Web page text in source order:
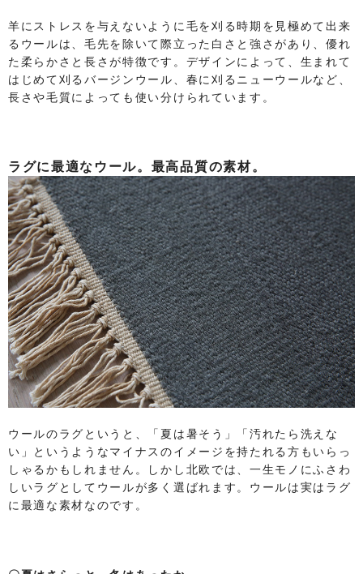
羊にストレスを与えないように毛を刈る時期を見極めて出来
るウールは、毛先を除いて際立った白さと強さがあり、優れ
た柔らかさと長さが特徴です。デザインによって、生まれて
はじめて刈るバージンウール、春に刈るニューウールなど、
長さや毛質によっても使い分けられています。
ラグに最適なウール。最高品質の素材。
ウールのラグというと、「夏は暑そう」「汚れたら洗えな
い」というようなマイナスのイメージを持たれる方もいらっ
しゃるかもしれません。しかし北欧では、一生モノにふさわ
しいラグとしてウールが多く選ばれます。ウールは実はラグ
に最適な素材なのです。